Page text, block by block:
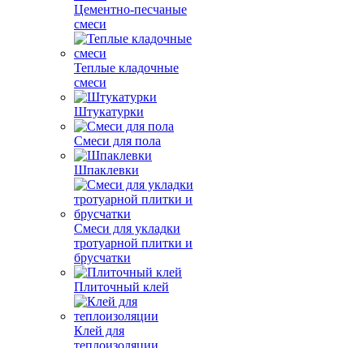
Цементно-песчаные
смеси
Теплые кладочные
смеси
Штукатурки
Смеси для пола
Шпаклевки
Смеси для укладки
тротуарной плитки и
брусчатки
Плиточный клей
Клей для
теплоизоляции